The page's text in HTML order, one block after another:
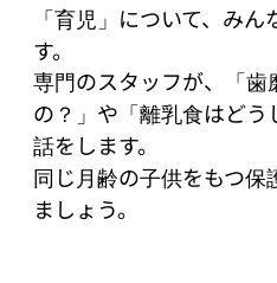
「育児」について、み
す。
専門のスタッフが、「歯
の？」や「離乳食はど
話をします。
同じ月齢の子供をもつ
ましょう。